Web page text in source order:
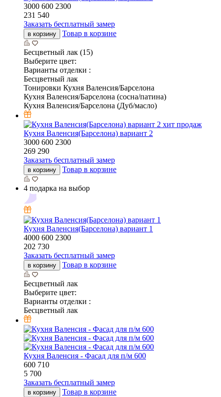
3000 600 2300
231 540
Заказать бесплатный замер
в корзину Товар в корзине
Бесцветный лак (15)
Выберите цвет:
Варианты отделки :
Бесцветный лак
Тонировки Кухня Валенсия/Барселона
Кухня Валенсия/Барселона (сосна/патина)
Кухня Валенсия/Барселона (Дуб/масло)
хит продаж
Кухня Валенсия(Барселона) вариант 2
3000 600 2300
269 290
Заказать бесплатный замер
в корзину Товар в корзине
4 подарка на выбор
Кухня Валенсия(Барселона) вариант 1
4000 600 2300
202 730
Заказать бесплатный замер
в корзину Товар в корзине
Бесцветный лак
Выберите цвет:
Варианты отделки :
Бесцветный лак
Кухня Валенсия - Фасад для п/м 600
600 710
5 700
Заказать бесплатный замер
в корзину Товар в корзине